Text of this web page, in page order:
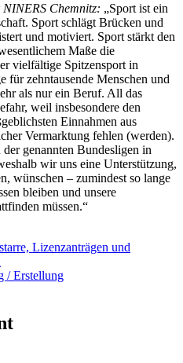
Chemnitz: „Sport ist ein
Sport schlägt Brücken und
und motiviert. Sport stärkt den
Maße die
vielfältige Spitzensport in
für zehntausende Menschen und
als nur ein Beruf. All das
weil insbesondere den
Einnahmen aus
Vermarktung fehlen (werden).
genannten Bundesligen in
wir uns eine Unterstützung,
wünschen – zumindest so lange
bleiben und unsere
müssen.“
Lizenzanträgen und
/ Erstellung